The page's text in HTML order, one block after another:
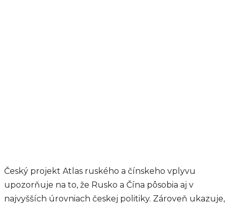
Český projekt Atlas ruského a čínskeho vplyvu
upozorňuje na to, že Rusko a Čína pôsobia aj v
najvyšších úrovniach českej politiky. Zároveň ukazuje,